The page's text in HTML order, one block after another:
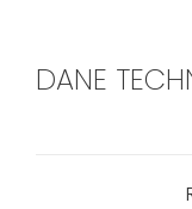
DANE